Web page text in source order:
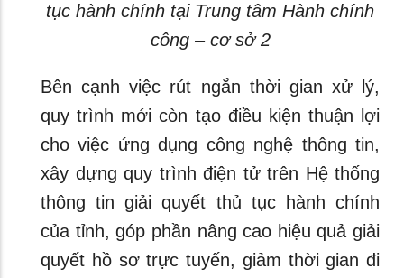
tục hành chính tại Trung tâm Hành chính
công – cơ sở 2
Bên cạnh việc rút ngắn thời gian xử lý,
quy trình mới còn tạo điều kiện thuận lợi
cho việc ứng dụng công nghệ thông tin,
xây dựng quy trình điện tử trên Hệ thống
thông tin giải quyết thủ tục hành chính
của tỉnh, góp phần nâng cao hiệu quả giải
quyết hồ sơ trực tuyến, giảm thời gian đi